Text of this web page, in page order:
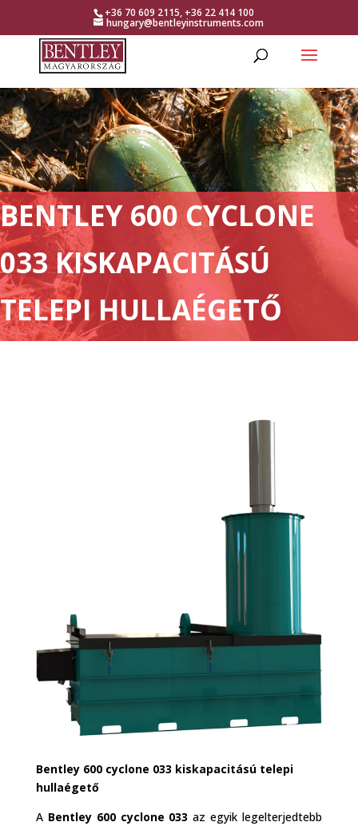
+36 70 609 2115, +36 22 414 100
hungary@bentleyinstruments.com
BENTLEY 600 CYCLONE
033 KISKAPACITÁSÚ
TELEPI HULLAÉGETŐ
Bentley 600 cyclone 033 kiskapacitású telepi
hullaégető
A Bentley 600 cyclone 033 az egyik legelterjedtebb